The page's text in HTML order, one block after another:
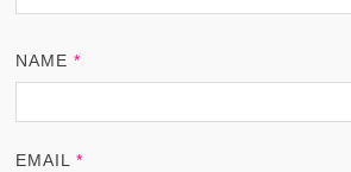
NAME*
EMAIL*